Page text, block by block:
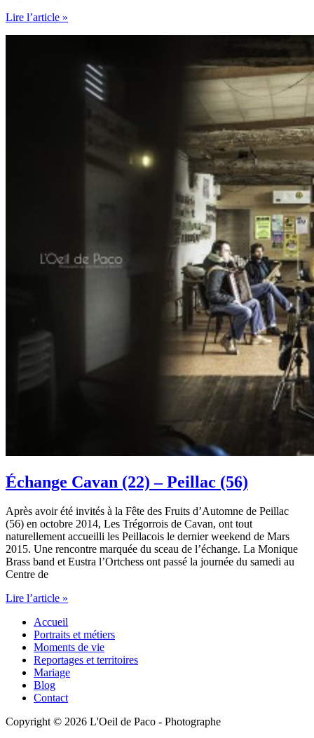
Plastidis
Lire l’article »
Échange Cavan (22) – Peillac (56)
Après avoir été invités à la Fête des Fruits d’Automne de Peillac
(56) en octobre 2014, Les Trégorrois de Cavan, ont tout
naturellement accueilli les Peillacois le dernier weekend de Mars
2015. Une rencontre marquée du sceau de l’échange. La Monique
Brass band et Eustra l’Ortchess ont passé la journée du samedi au
Centre de
Échange
(22)
Peillac
(56)
Lire l’article »
Accueil
Portraits et métiers
Moments de vie
Reportages et territoires
Mariage
Blog
Contact
Copyright © 2026 L'Oeil de Paco - Photographe